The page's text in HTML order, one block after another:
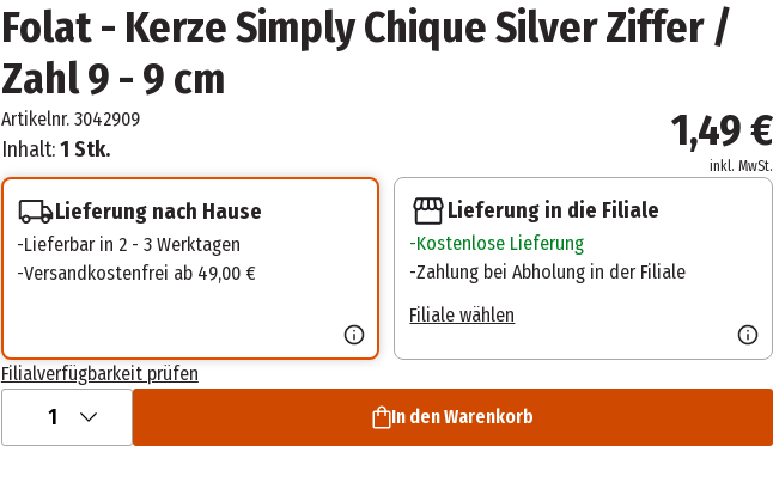
Folat - Kerze Simply Chique Silver Ziffer /
Zahl 9 - 9 cm
Artikelnr. 3042909
Inhalt:1 Stk. 1,49 €
inkl. MwSt.
Lieferung nach Hause
Lieferbar in 2 - 3 Werktagen
Versandkostenfrei ab 49,00 €
Lieferung in die Filiale
Kostenlose Lieferung
Zahlung bei Abholung in der Filiale
Filiale wählen
Filialverfügbarkeit prüfen
1 In den Warenkorb